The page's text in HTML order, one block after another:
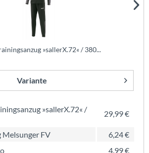
»sallerX.72« / 380...
Variante
»sallerX.72« /
29,99 €
Melsunger FV
6,24 €
4,99 €